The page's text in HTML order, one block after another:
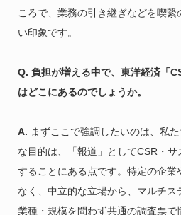
ころで、業務の引き継ぎなどを喫
い印象です。
Q. 負担が増える中で、東洋経済「
はどこにあるのでしょうか。
A. まずここで強調したいのは、私
な目的は、「報道」としてCSR・
することにある点です。特定の企業
なく、中立的な立場から、マルチス
業種・規模を問わず共通の調査票